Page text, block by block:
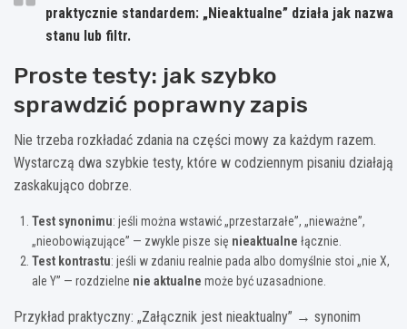
praktycznie standardem: „Nieaktualne” działa jak nazwa
stanu lub filtr.
Proste testy: jak szybko
sprawdzić poprawny zapis
Nie trzeba rozkładać zdania na części mowy za każdym razem.
Wystarczą dwa szybkie testy, które w codziennym pisaniu działają
zaskakująco dobrze.
Test synonimu: jeśli można wstawić „przestarzałe”, „nieważne”,
„nieobowiązujące” — zwykle pisze się nieaktualne łącznie.
Test kontrastu: jeśli w zdaniu realnie pada albo domyślnie stoi „nie X,
ale Y” — rozdzielne nie aktualne może być uzasadnione.
Przykład praktyczny: „Załącznik jest nieaktualny” → synonim